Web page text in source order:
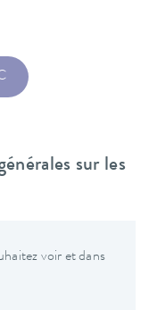
sur les
voir et dans